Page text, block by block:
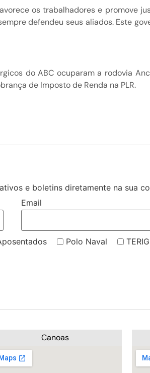
os trabalhadores e promove
defendeu seus aliados. Este
do ABC ocuparam a rodovia
de Imposto de Renda na PLR.
e boletins diretamente na sua
Email
Polo Naval TERIG
Canoas